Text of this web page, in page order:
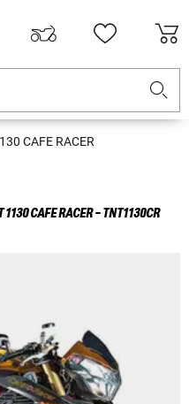
CAFE RACER
1130 CAFE RACER - TNT1130CR